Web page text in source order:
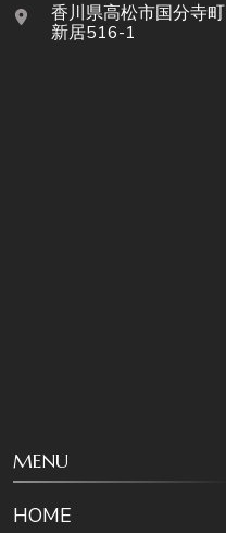
香川県高松市国分寺町
新居516-1
MENU
HOME